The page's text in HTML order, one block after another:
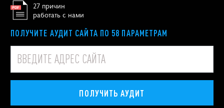
27 причин
работать с нами
ПОЛУЧИТЕ АУДИТ САЙТА ПО 58 ПАРАМЕТРАМ
ПОЛУЧИТЬ АУДИТ